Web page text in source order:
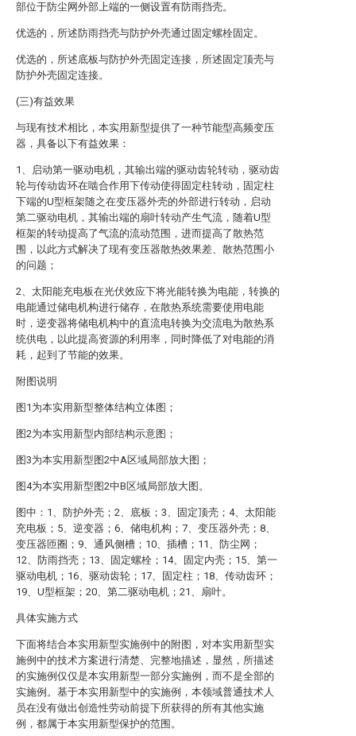
部位于防尘网外部上端的一侧设置有防雨挡壳。
优选的，所述防雨挡壳与防护外壳通过固定螺栓固定。
优选的，所述底板与防护外壳固定连接，所述固定顶壳与
防护外壳固定连接。
(三)有益效果
与现有技术相比，本实用新型提供了一种节能型高频变压
器，具备以下有益效果：
1、启动第一驱动电机，其输出端的驱动齿轮转动，驱动齿
轮与传动齿环在啮合作用下传动使得固定柱转动，固定柱
下端的U型框架随之在变压器外壳的外部进行转动，启动
第二驱动电机，其输出端的扇叶转动产生气流，随着U型
框架的转动提高了气流的流动范围，进而提高了散热范
围，以此方式解决了现有变压器散热效果差、散热范围小
的问题；
2、太阳能充电板在光伏效应下将光能转换为电能，转换的
电能通过储电机构进行储存，在散热系统需要使用电能
时，逆变器将储电机构中的直流电转换为交流电为散热系
统供电，以此提高资源的利用率，同时降低了对电能的消
耗，起到了节能的效果。
附图说明
图1为本实用新型整体结构立体图；
图2为本实用新型内部结构示意图；
图3为本实用新型图2中A区域局部放大图；
图4为本实用新型图2中B区域局部放大图。
图中：1、防护外壳；2、底板；3、固定顶壳；4、太阳能
充电板；5、逆变器；6、储电机构；7、变压器外壳；8、
变压器匝圈；9、通风侧槽；10、插槽；11、防尘网；
12、防雨挡壳；13、固定螺栓；14、固定内壳；15、第一
驱动电机；16、驱动齿轮；17、固定柱；18、传动齿环；
19、U型框架；20、第二驱动电机；21、扇叶。
具体实施方式
下面将结合本实用新型实施例中的附图，对本实用新型实
施例中的技术方案进行清楚、完整地描述，显然，所描述
的实施例仅仅是本实用新型一部分实施例，而不是全部的
实施例。基于本实用新型中的实施例，本领域普通技术人
员在没有做出创造性劳动前提下所获得的所有其他实施
例，都属于本实用新型保护的范围。